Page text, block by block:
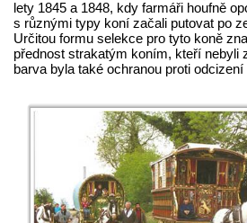
lety 1845 a 1848, kdy farmáři houfně
s různými typy koní začali putovat po
Určitou formu selekce pro tyto koně
přednost strakatým koním, kteří nebyli
barva byla také ochranou proti odcizení